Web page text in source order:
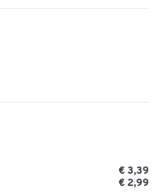
€ 3,39
€ 2,99